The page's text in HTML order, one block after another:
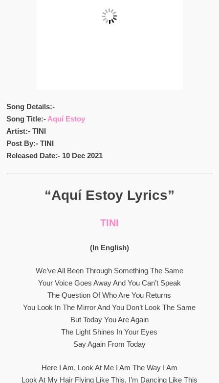
Song Details:-
Song Title:- Aquí Estoy
Artist:- TINI
Post By:- TINI
Released Date:- 10 Dec 2021
“Aquí Estoy Lyrics”
TINI
(In English)
We’ve All Been Through Something The Same
Your Voice Goes Away And You Can’t Speak
The Question Of Who Are You Returns
You Look In The Mirror And You Don’t Look The Same
But Today You Are Again
The Light Shines In Your Eyes
Say Again From Today
Here I Am, Look At Me I Am The Way I Am
Look At My Hair Flying Like This, I’m Dancing Like This